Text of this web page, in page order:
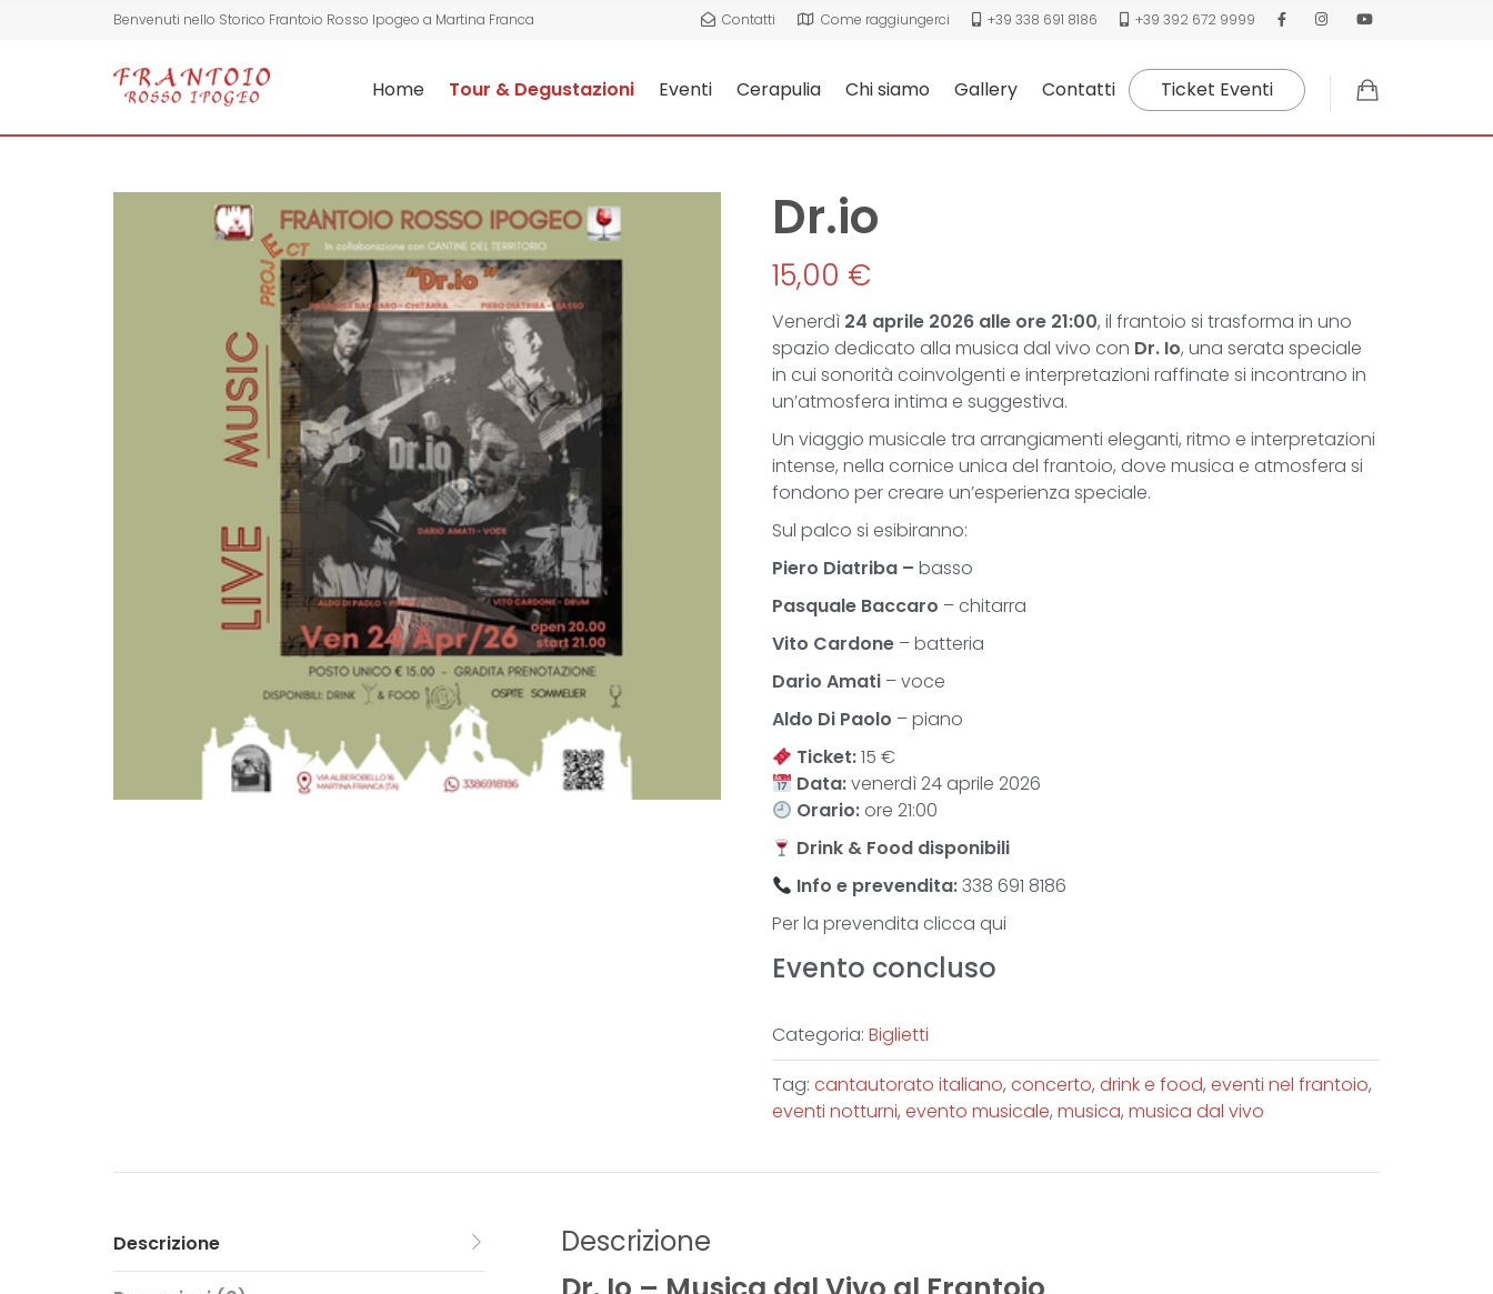
Benvenuti nello Storico Frantoio Rosso Ipogeo a Martina Franca Contatti Come raggiungerci +39 338 691 8186 +39 392 672 9999
Home Tour & Degustazioni Eventi Cerapulia Chi siamo Gallery Contatti Ticket Eventi
Dr.io
15,00 €
Venerdì 24 aprile 2026 alle ore 21:00, il frantoio si trasforma in uno
spazio dedicato alla musica dal vivo con Dr. Io, una serata speciale
in cui sonorità coinvolgenti e interpretazioni raffinate si incontrano in
un’atmosfera intima e suggestiva.
Un viaggio musicale tra arrangiamenti eleganti, ritmo e interpretazioni
intense, nella cornice unica del frantoio, dove musica e atmosfera si
fondono per creare un’esperienza speciale.
Sul palco si esibiranno:
Piero Diatriba – basso
Pasquale Baccaro – chitarra
Vito Cardone– batteria
Dario Amati– voce
Aldo Di Paolo – piano
Ticket:15 €
Data:venerdì 24 aprile 2026
Orario: ore 21:00
Drink & Food disponibili
Info e prevendita:338 691 8186
Per la prevendita clicca qui
Evento concluso
Categoria: Biglietti
Tag: cantautorato italiano, concerto, drink e food, eventi nel frantoio,
eventi notturni, evento musicale, musica, musica dal vivo
Descrizione Descrizione